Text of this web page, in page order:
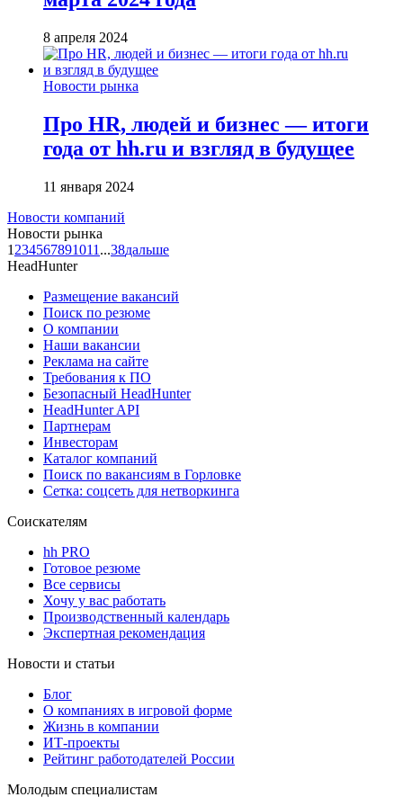
8 апреля 2024
Новости рынка
Про HR, людей и бизнес — итоги
года от hh.ru и взгляд в будущее
11 января 2024
Новости компаний
Новости рынка
1 234567891011 ...38дальше
HeadHunter
Размещение вакансий
Поиск по резюме
О компании
Наши вакансии
Реклама на сайте
Требования к ПО
Безопасный HeadHunter
HeadHunter API
Партнерам
Инвесторам
Каталог компаний
Поиск по вакансиям в Горловке
Сетка: соцсеть для нетворкинга
Соискателям
hh PRO
Готовое резюме
Все сервисы
Хочу у вас работать
Производственный календарь
Экспертная рекомендация
Новости и статьи
Блог
О компаниях в игровой форме
Жизнь в компании
ИТ-проекты
Рейтинг работодателей России
Молодым специалистам